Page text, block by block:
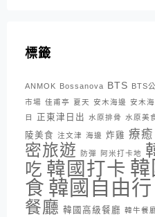
標籤
ANMOK Bossanova BTS BTS
市場 佳甫亭 夏天 安木海邊 安木
日
正東津日出 水原排骨 水原美
陵美食 注文津 海邊 炸雞 療癒
密旅遊
防彈 阿米打卡地
吃 韓國打卡
食 韓國自由行
餐廳 韓國高級餐廳 韓牛餐